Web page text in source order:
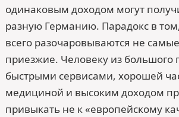
одинаковым доходом могут
разную Германию. Парадокс в
всего разочаровываются не
приезжие. Человеку из большого
быстрыми сервисами, хорошей
медициной и высоким доходом
привыкать не к «европейскому